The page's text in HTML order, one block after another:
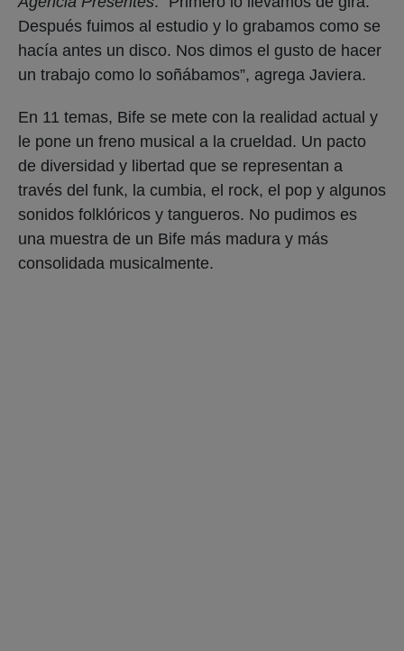
Después fuimos al estudio y lo grabamos como se
hacía antes un disco. Nos dimos el gusto de hacer
un trabajo como lo soñábamos”, agrega Javiera.
En 11 temas, Bife se mete con la realidad actual y
le pone un freno musical a la crueldad. Un pacto
de diversidad y libertad que se representan a
través del funk, la cumbia, el rock, el pop y algunos
sonidos folklóricos y tangueros. No pudimos es
una muestra de un Bife más madura y más
consolidada musicalmente.